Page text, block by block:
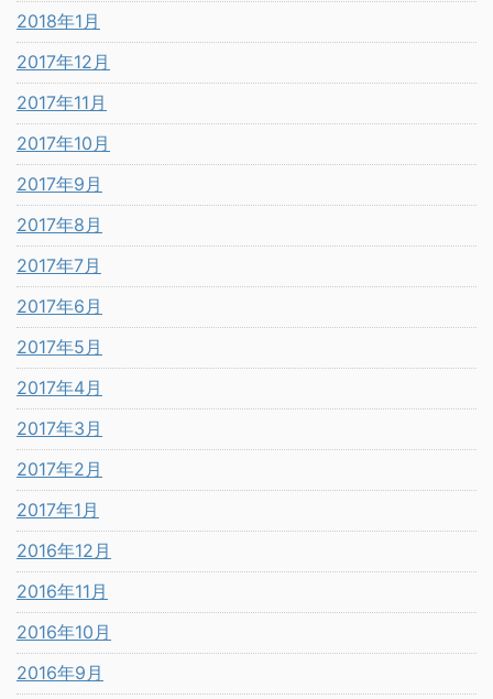
2018年1月
2017年12月
2017年11月
2017年10月
2017年9月
2017年8月
2017年7月
2017年6月
2017年5月
2017年4月
2017年3月
2017年2月
2017年1月
2016年12月
2016年11月
2016年10月
2016年9月